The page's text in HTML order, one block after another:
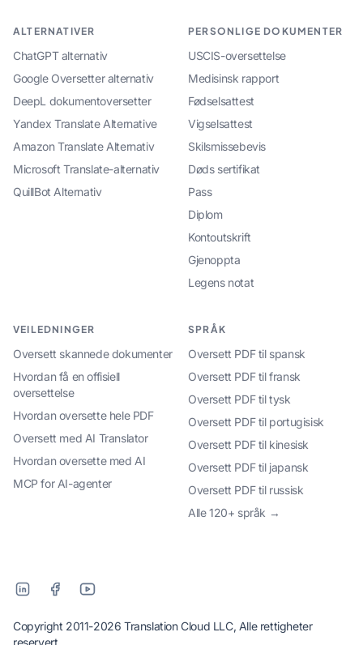
ALTERNATIVER
ChatGPT alternativ
Google Oversetter alternativ
DeepL dokumentoversetter
Yandex Translate Alternative
Amazon Translate Alternativ
Microsoft Translate-alternativ
QuillBot Alternativ
PERSONLIGE DOKUMENTER
USCIS-oversettelse
Medisinsk rapport
Fødselsattest
Vigselsattest
Skilsmissebevis
Døds sertifikat
Pass
Diplom
Kontoutskrift
Gjenoppta
Legens notat
VEILEDNINGER
Oversett skannede dokumenter
Hvordan få en offisiell
oversettelse
Hvordan oversette hele PDF
Oversett med AI Translator
Hvordan oversette med AI
MCP for AI-agenter
SPRÅK
Oversett PDF til spansk
Oversett PDF til fransk
Oversett PDF til tysk
Oversett PDF til portugisisk
Oversett PDF til kinesisk
Oversett PDF til japansk
Oversett PDF til russisk
Alle 120+ språk →
Copyright 2011-2026 Translation Cloud LLC, Alle rettigheter
reservert.